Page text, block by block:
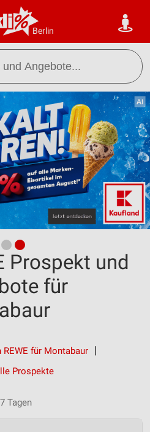
Berlin
Prospekt und
für
für Montabaur
Prospekte
Tagen